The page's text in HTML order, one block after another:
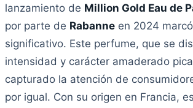
lanzamiento de Million Gold Eau de
por parte de Rabanne en 2024
significativo. Este perfume, que se
intensidad y carácter amaderado
capturado la atención de
por igual. Con su origen en Francia,